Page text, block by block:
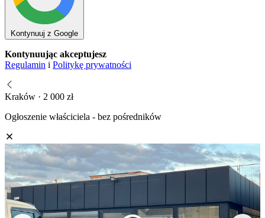
Kontynuuj z Google
Kontynuując akceptujesz
Regulamin i Politykę prywatności
Kraków · 2 000 zł
Ogłoszenie właściciela - bez pośredników